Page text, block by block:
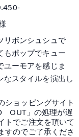
リボンシュシュで
もポップでキュー
ユーモアを感じま
なスタイルを演出し
ショッピングサイト
OUT」の処理が遅
トでご注文を頂いて
すのでご了承くださ